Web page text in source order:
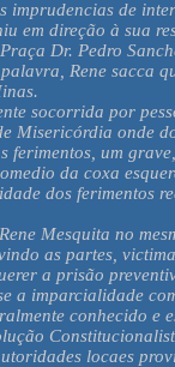
imprudencias de
em direção à sua
Dr. Pedro
Rene sacca
socorrida por
Misericórdia onde
ferimentos, um
da coxa
dos ferimentos
Mesquita no
as partes,
a prisão
a imparcialidade
conhecido e
locaes